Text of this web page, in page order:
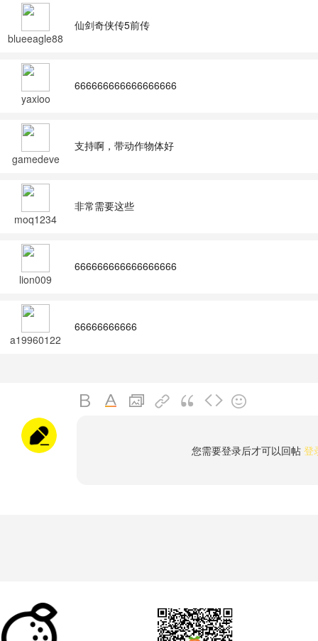
blueeagle88
仙剑奇侠传5前传
yaxioo
666666666666666666
gamedeve
支持啊，带动作物体好
moq1234
非常需要这些
lion009
666666666666666666
a19960122
66666666666
您需要登录后才可以回帖 登